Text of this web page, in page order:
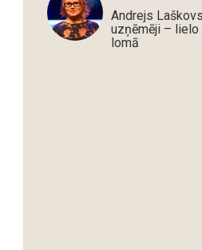
Andrejs
uzņēmēji –
lomā